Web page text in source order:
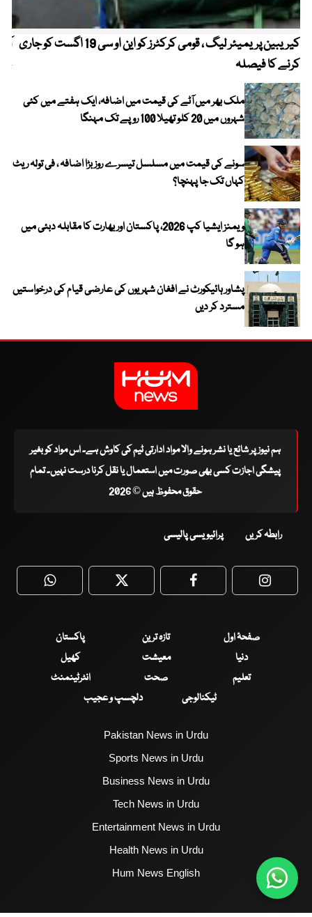
کیریبین پریمیئر لیگ ، قومی کرکٹرز کو این او سی 19 اگست کو جاری
کرنے کا فیصلہ
ملک بھر میں آٹے کی قیمت میں اضافہ، ایک ہفتے میں کئی
شہروں میں 20 کلو تھیلا 100 روپے تک مہنگا
سونے کی قیمت میں مسلسل تیسرے روز بڑا اضافہ ، فی تولہ ریٹ
کہاں تک جا پہنچا؟
ویمنز ایشیا کپ 2026، پاکستان اور بھارت کا مقابلہ دبئی میں
ہو گا
پشاور ہائیکورٹ نے افغان شہریوں کی عارضی قیام کی درخواستیں
مسترد کر دیں
ہم نیوز پر شائع یا نشر ہونے والا مواد ادارتی ٹیم کی کاوش ہے۔ اس مواد کو بغیر
پیشگی اجازت کسی بھی صورت میں استعمال یا نقل کرنا درست نہیں۔ تمام
حقوق محفوظ ہیں © 2026
رابطہ کریں پرائیویسی پالیسی
WhatsApp Twitter Facebook
صفحۂ اول تازہ ترین
پاکستان
دنیا
معیشت
کھیل
تعلیم
صحت
انٹرٹینمنٹ
ٹیکنالوجی
دلچسپ و عجیب
Pakistan News in Urdu
Sports News in Urdu
Business News in Urdu
Tech News in Urdu
Entertainment News in Urdu
Health News in Urdu
Hum News English